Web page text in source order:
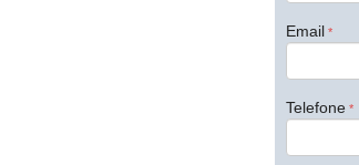
Email
Telefone